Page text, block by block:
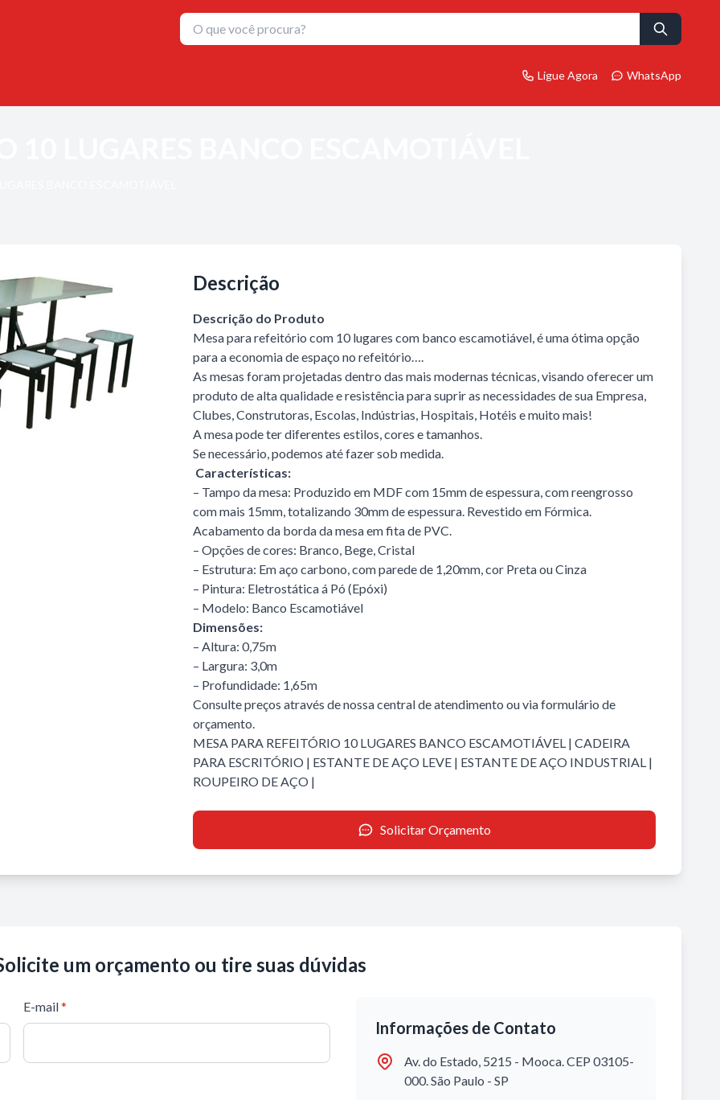
Ligue Agora WhatsApp
Descrição
Descrição do Produto
Mesa para refeitório com 10 lugares com banco escamotiável, é uma ótima opção
para a economia de espaço no refeitório….
As mesas foram projetadas dentro das mais modernas técnicas, visando oferecer um
produto de alta qualidade e resistência para suprir as necessidades de sua Empresa,
Clubes, Construtoras, Escolas, Indústrias, Hospitais, Hotéis e muito mais!
A mesa pode ter diferentes estilos, cores e tamanhos.
Se necessário, podemos até fazer sob medida.
Características:
– Tampo da mesa: Produzido em MDF com 15mm de espessura, com reengrosso
com mais 15mm, totalizando 30mm de espessura. Revestido em Fórmica.
Acabamento da borda da mesa em fita de PVC.
– Opções de cores: Branco, Bege, Cristal
– Estrutura: Em aço carbono, com parede de 1,20mm, cor Preta ou Cinza
– Pintura: Eletrostática á Pó (Epóxi)
– Modelo: Banco Escamotiável
Dimensões:
– Altura: 0,75m
– Largura: 3,0m
– Profundidade: 1,65m
Consulte preços através de nossa central de atendimento ou via formulário de
orçamento.
MESA PARA REFEITÓRIO 10 LUGARES BANCO ESCAMOTIÁVEL | CADEIRA
PARA ESCRITÓRIO | ESTANTE DE AÇO LEVE | ESTANTE DE AÇO INDUSTRIAL |
ROUPEIRO DE AÇO |
Solicitar Orçamento
um orçamento ou tire suas dúvidas
E-mail*
Informações de Contato
Av. do Estado, 5215 - Mooca. CEP 03105-
000. São Paulo - SP